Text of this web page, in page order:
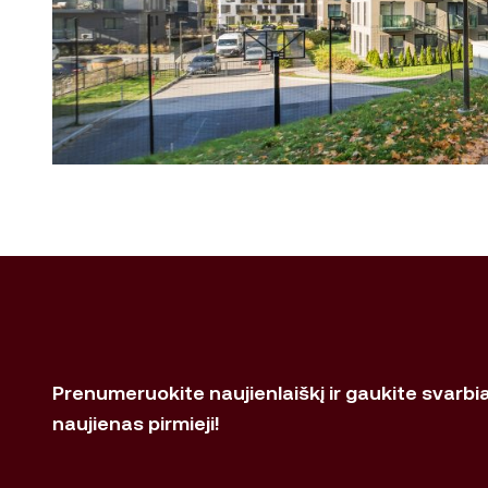
Prenumeruokite naujienlaiškį ir gaukite
naujienas pirmieji!